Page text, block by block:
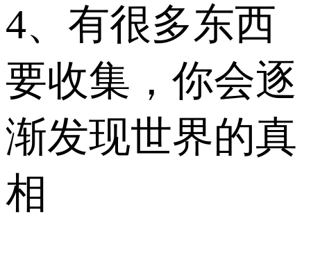
4、有很多东西
要收集，你会逐
渐发现世界的真
相